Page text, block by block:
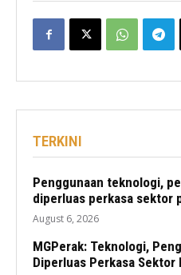
TERKINI
Penggunaan teknologi,
diperluas perkasa sektor
August 6, 2026
MGPerak: Teknologi,
Diperluas Perkasa Sektor